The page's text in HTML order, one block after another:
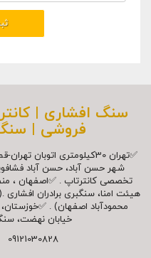
سنگ افشاری |
فروشی |
✅تهران 30کیلومتری اتوبان
شهر حسن آباد، حسن آباد
تخصصی کانترتاپ . ✅اصفهان ،
هیئت امنا، سنگبری برادران
محمودآباد اصفهان) .
خیابان نهضت،
09121030828 | | |